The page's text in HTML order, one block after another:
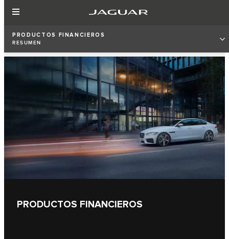
PRODUCTOS FINANCIEROS
RESUMEN
PRODUCTOS FINANCIEROS